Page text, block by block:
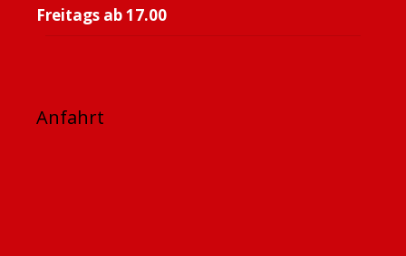
Freitags ab 17.00
Anfahrt